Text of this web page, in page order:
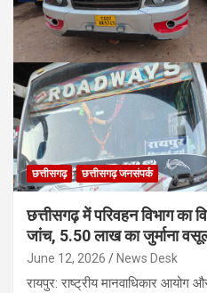
छत्तीसगढ़ छत्तीसगढ़ जनसंपर्क
छत्तीसगढ़ में परिवहन विभाग का
जांच, 5.50 लाख का जुर्माना
June 12, 2026 News Desk
रायपुर: राष्ट्रीय मानवाधिकार आयोग